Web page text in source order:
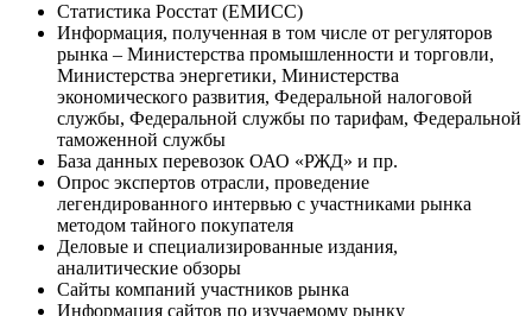
Статистика Росстат (ЕМИСС)
Информация, полученная в том числе от регуляторов
рынка – Министерства промышленности и торговли,
Министерства энергетики, Министерства
экономического развития, Федеральной налоговой
службы, Федеральной службы по тарифам, Федеральной
таможенной службы
База данных перевозок ОАО «РЖД» и пр.
Опрос экспертов отрасли, проведение
легендированного интервью с участниками рынка
методом тайного покупателя
Деловые и специализированные издания,
аналитические обзоры
Сайты компаний участников рынка
Информация сайтов по изучаемому рынку